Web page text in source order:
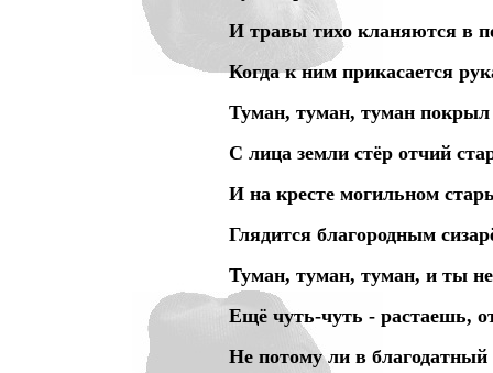
И травы тихо кланяются в
Когда к ним прикасается
Туман, туман, туман
С лица земли стёр отчий
И на кресте могильном
Глядится благородным
Туман, туман, туман, и ты
Ещё чуть-чуть - растаешь,
Не потому ли в благодатный